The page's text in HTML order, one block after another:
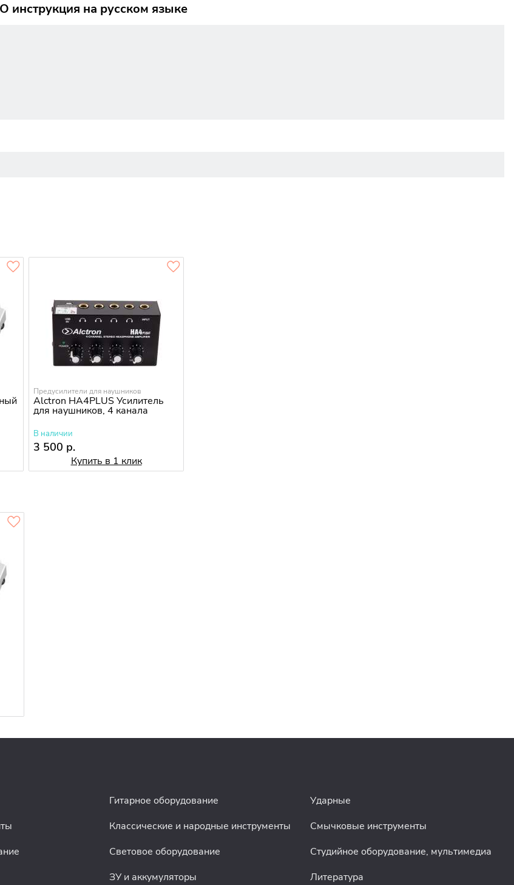
инструкция на русском языке
Предусилители для наушников
Alctron HA4PLUS Усилитель
для наушников, 4 канала
В наличии
3 500 р.
Купить в 1 клик
Гитарное оборудование
Ударные
Классические и народные инструменты
Смычковые инструменты
Световое оборудование
Студийное оборудование, мультимедиа
ЗУ и аккумуляторы Литература